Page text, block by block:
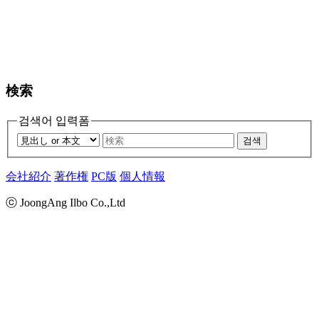
検索
검색어 입력폼
검색
会社紹介 著作権 PC版 個人情報
ⓒ JoongAng Ilbo Co.,Ltd